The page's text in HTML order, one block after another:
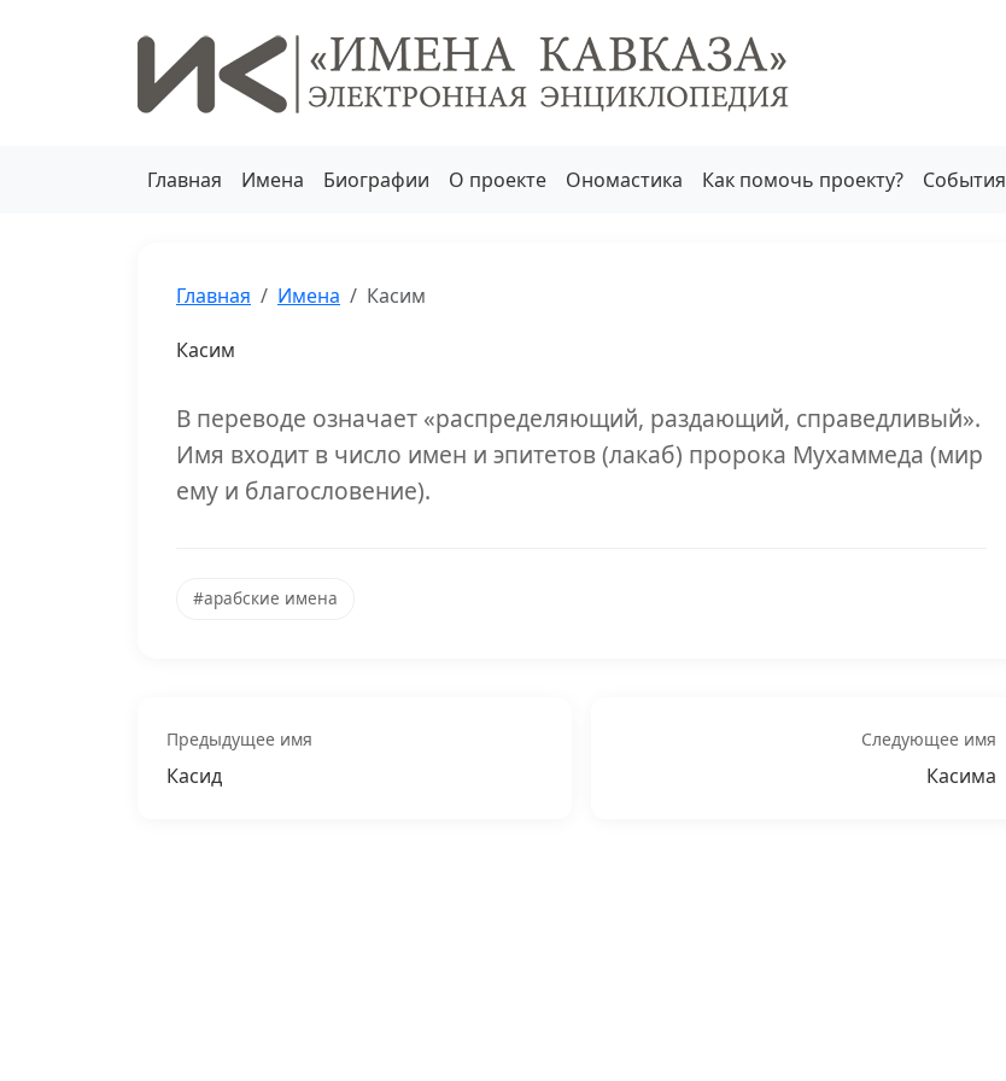
Главная Имена Биографии О проекте Ономастика Как помочь проекту? События
Главная Имена Касим
Касим
В переводе означает «распределяющий, раздающий, справедливый».
Имя входит в число имен и эпитетов (лакаб) пророка Мухаммеда (мир
ему и благословение).
#арабские имена
Предыдущее имя
Касид
Следующее имя
Касима